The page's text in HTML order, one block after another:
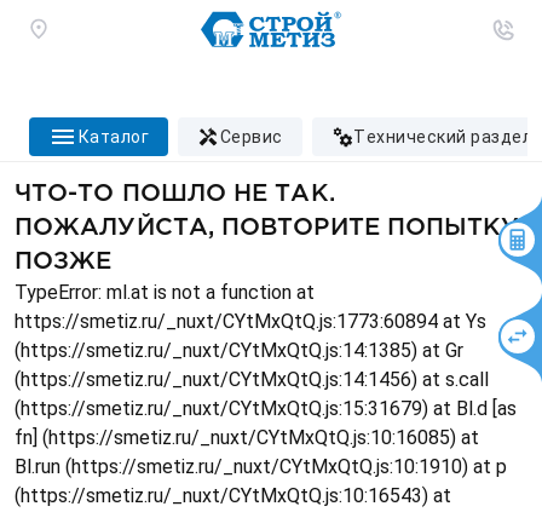
каталог сервис технический раздел
ЧТО-ТО ПОШЛО НЕ ТАК.
ПОЖАЛУЙСТА, ПОВТОРИТЕ ПОПЫТКУ
ПОЗЖЕ
TypeError: ml.at is not a function at
https://smetiz.ru/_nuxt/CYtMxQtQ.js:1773:60894 at Ys
(https://smetiz.ru/_nuxt/CYtMxQtQ.js:14:1385) at Gr
(https://smetiz.ru/_nuxt/CYtMxQtQ.js:14:1456) at s.call
(https://smetiz.ru/_nuxt/CYtMxQtQ.js:15:31679) at Bl.d [as
fn] (https://smetiz.ru/_nuxt/CYtMxQtQ.js:10:16085) at
Bl.run (https://smetiz.ru/_nuxt/CYtMxQtQ.js:10:1910) at p
(https://smetiz.ru/_nuxt/CYtMxQtQ.js:10:16543) at